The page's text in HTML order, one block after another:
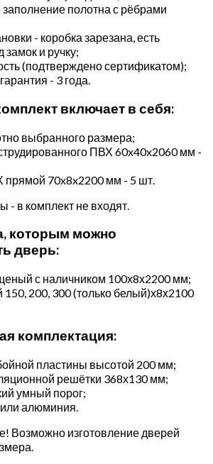
заполнение полотна с рёбрами
- коробка зарезана, есть
замок и ручку;
(подтверждено сертификатом);
- 3 года.
включает в себя:
выбранного размера;
ПВХ 60x40x2060 мм -
прямой 70x8x2200 мм - 5 шт.
- в комплект не входят.
которым можно
дверь:
с наличником 100х8х2200 мм;
200, 300 (только белый)х8х2100
комплектация:
пластины высотой 200 мм;
решётки 368х130 мм;
умный порог;
алюминия.
Возможно изготовление дверей